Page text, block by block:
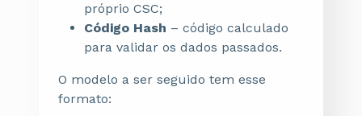
próprio CSC;
Código Hash – código calculado
para validar os dados passados.
O modelo a ser seguido tem esse
formato: